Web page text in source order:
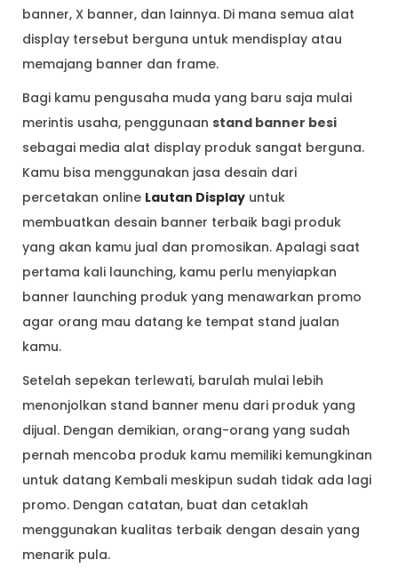
banner, X banner, dan lainnya. Di mana semua alat
display tersebut berguna untuk mendisplay atau
memajang banner dan frame.
Bagi kamu pengusaha muda yang baru saja mulai
merintis usaha, penggunaan stand banner besi
sebagai media alat display produk sangat berguna.
Kamu bisa menggunakan jasa desain dari
percetakan online Lautan Display untuk
membuatkan desain banner terbaik bagi produk
yang akan kamu jual dan promosikan. Apalagi saat
pertama kali launching, kamu perlu menyiapkan
banner launching produk yang menawarkan promo
agar orang mau datang ke tempat stand jualan
kamu.
Setelah sepekan terlewati, barulah mulai lebih
menonjolkan stand banner menu dari produk yang
dijual. Dengan demikian, orang-orang yang sudah
pernah mencoba produk kamu memiliki kemungkinan
untuk datang Kembali meskipun sudah tidak ada lagi
promo. Dengan catatan, buat dan cetaklah
menggunakan kualitas terbaik dengan desain yang
menarik pula.